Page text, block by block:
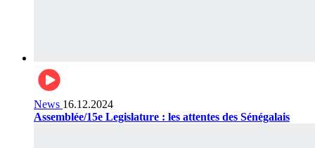
News 16.12.2024
Assemblée/15e Legislature : les attentes des Sénégalais